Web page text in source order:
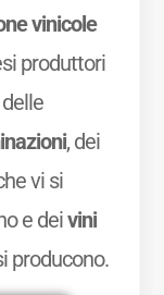
vinicole
produttori
, dei
vi si
e deivini
producono.